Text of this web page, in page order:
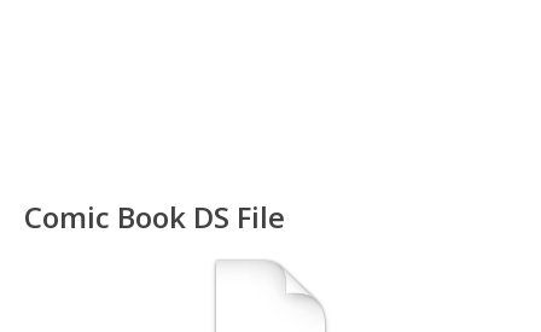
Comic Book DS File